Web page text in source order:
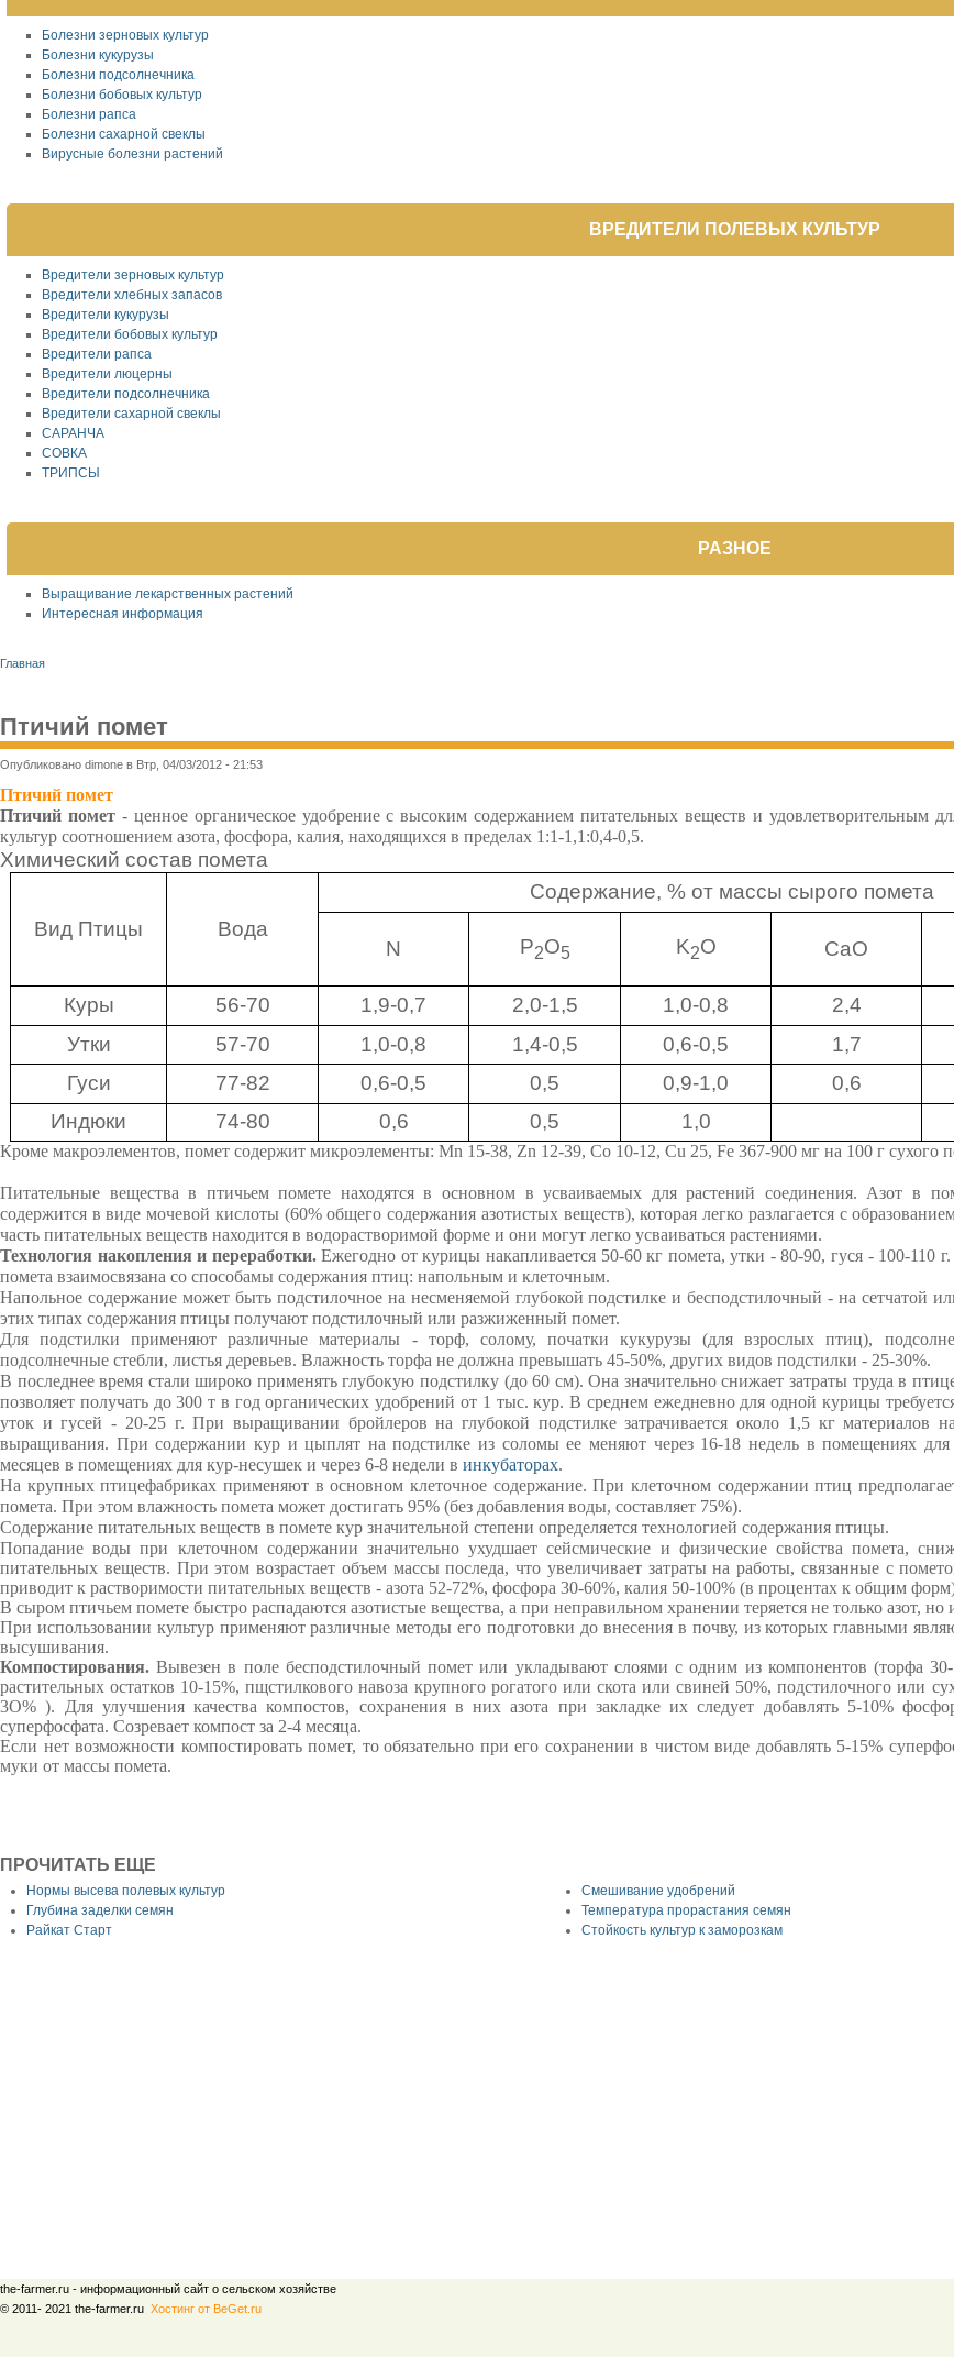
Болезни зерновых культур
Болезни кукурузы
Болезни подсолнечника
Болезни бобовых культур
Болезни рапса
Болезни сахарной свеклы
Вирусные болезни растений
ВРЕДИТЕЛИ ПОЛЕВЫХ КУЛЬТУР
Вредители зерновых культур
Вредители хлебных запасов
Вредители кукурузы
Вредители бобовых культур
Вредители рапса
Вредители люцерны
Вредители подсолнечника
Вредители сахарной свеклы
САРАНЧА
СОВКА
ТРИПСЫ
РАЗНОЕ
Выращивание лекарственных растений
Интересная информация
Главная
Птичий помет
Опубликовано dimone в Втр, 04/03/2012 - 21:53
Птичий помет
Птичий помет- ценное органическое удобрение с высоким содержанием питательных веществ и удовлетворительным
культур соотношением азота, фосфора, калия, находящихся в пределах 1:1-1,1:0,4-0,5.
Химический состав помета
Вид Птицы Вода
Содержание, % от массы сырого помета
N P2O5 K2O CaO
Куры
56-70 1,9-0,7 2,0-1,5 1,0-0,8 2,4
Утки
57-70 1,0-0,8 1,4-0,5 0,6-0,5 1,7
Гуси
77-82 0,6-0,5 0,5 0,9-1,0 0,6
Индюки
74-80 0,6 0,5 1,0
Кроме макроэлементов, помет содержит микроэлементы: Mn 15-38, Zn 12-39, Co 10-12, Cu 25, Fe 367-900 мг на 100 г сухого
Питательные вещества в птичьем помете находятся в основном в усваиваемых для растений соединения. Азот в
содержится в виде мочевой кислоты (60% общего содержания азотистых веществ), которая легко разлагается с
часть питательных веществ находится в водорастворимой форме и они могут легко усваиваться растениями.
Технология накопления и переработки.Ежегодно от курицы накапливается 50-60 кг помета, утки - 80-90, гуся - 100-110
помета взаимосвязана со способамы содержания птиц: напольным и клеточным.
Напольное содержание может быть подстилочное на несменяемой глубокой подстилке и бесподстилочный - на сетчатой
этих типах содержания птицы получают подстилочный или разжиженный помет.
Для подстилки применяют различные материалы - торф, солому, початки кукурузы (для взрослых птиц),
подсолнечные стебли, листья деревьев. Влажность торфа не должна превышать 45-50%, других видов подстилки - 25-30%.
В последнее время стали широко применять глубокую подстилку (до 60 см). Она значительно снижает затраты труда в
позволяет получать до 300 т в год органических удобрений от 1 тыс. кур. В среднем ежедневно для одной курицы
уток и гусей - 20-25 г. При выращивании бройлеров на глубокой подстилке затрачивается около 1,5 кг материалов
выращивания. При содержании кур и цыплят на подстилке из соломы ее меняют через 16-18 недель в помещениях для
месяцев в помещениях для кур-несушек и через 6-8 недели в инкубаторах.
На крупных птицефабриках применяют в основном клеточное содержание. При клеточном содержании птиц
помета. При этом влажность помета может достигать 95% (без добавления воды, составляет 75%).
Содержание питательных веществ в помете кур значительной степени определяется технологией содержания птицы.
Попадание воды при клеточном содержании значительно ухудшает сейсмические и физические свойства помета,
питательных веществ. При этом возрастает объем массы последа, что увеличивает затраты на работы, связанные с
приводит к растворимости питательных веществ - азота 52-72%, фосфора 30-60%, калия 50-100% (в процентах к общим
В сыром птичьем помете быстро распадаются азотистые вещества, а при неправильном хранении теряется не только азот,
При использовании культур применяют различные методы его подготовки до внесения в почву, из которых главными
высушивания.
Компостирования. Вывезен в поле бесподстилочный помет или укладывают слоями с одним из компонентов (торфа
растительных остатков 10-15%,пщстилкового навоза крупного рогатого или скота или свиней 50%,подстилочного или
3О% ). Для улучшения качества компостов, сохранения в них азота при закладке их следует добавлять 5-10%
суперфосфата. Созревает компост за 2-4 месяца.
Если нет возможности компостировать помет, то обязательно при его сохранении в чистом виде добавлять 5-15%
муки от массы помета.
ПРОЧИТАТЬ ЕЩЕ
Нормы высева полевых культур
Смешивание удобрений
Глубина заделки семян
Температура прорастания семян
Райкат Старт
Стойкость культур к заморозкам
the-farmer.ru - информационный сайт о сельском хозяйстве
© 2011- 2021 the-farmer.ru Хостинг от BeGet.ru